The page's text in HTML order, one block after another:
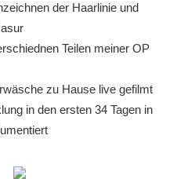
der Haarlinie und
Teilen meiner OP
zu Hause live gefilmt
in den ersten 34 Tagen in